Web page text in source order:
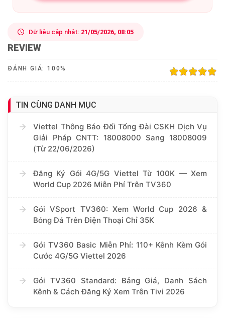
Dữ liệu cập nhật: 21/05/2026, 08:05
REVIEW
ĐÁNH GIÁ:100%
TIN CÙNG DANH MỤC
Viettel Thông Báo Đổi Tổng Đài CSKH Dịch Vụ
Giải Pháp CNTT: 18008000 Sang 18008009
(Từ 22/06/2026)
Đăng Ký Gói 4G/5G Viettel Từ 100K — Xem
World Cup 2026 Miễn Phí Trên TV360
Gói VSport TV360: Xem World Cup 2026 &
Bóng Đá Trên Điện Thoại Chỉ 35K
Gói TV360 Basic Miễn Phí: 110+ Kênh Kèm Gói
Cước 4G/5G Viettel 2026
Gói TV360 Standard: Bảng Giá, Danh Sách
Kênh & Cách Đăng Ký Xem Trên Tivi 2026